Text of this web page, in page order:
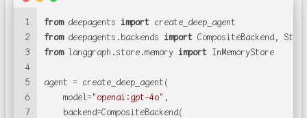
1
2
3
4
5
6
7
from deepagents import create_deep_agent
from deepagents.backends import CompositeBackend,
from langgraph.store.memory import InMemoryStore
agent = create_deep_agent(
    model=
"openai:gpt-4o" ,
    backend=CompositeBackend(